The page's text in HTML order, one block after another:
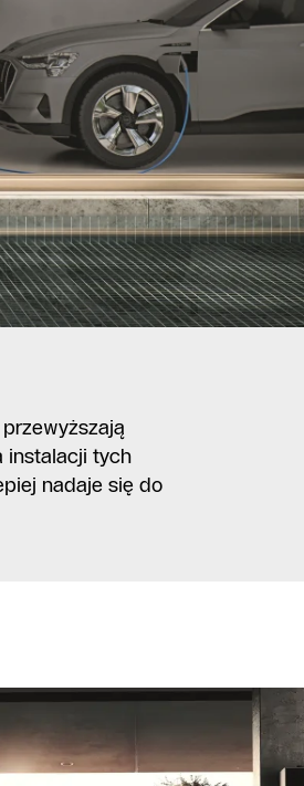
instalacji tych
nadaje się do